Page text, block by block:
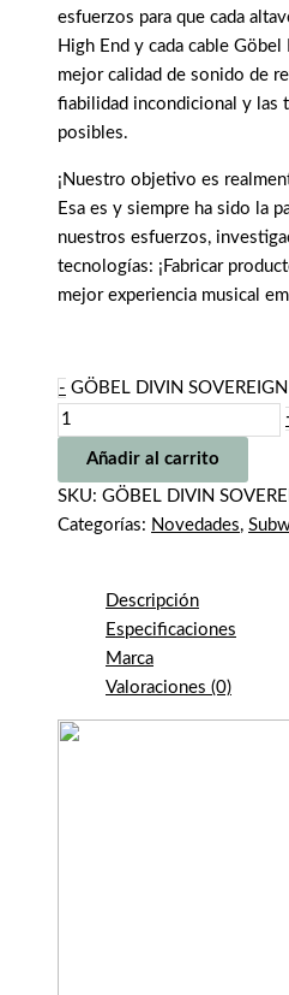
esfuerzos para que cada
High End y cada cable
mejor calidad de sonido de
fiabilidad incondicional y las
posibles.
¡Nuestro objetivo es
Esa es y siempre ha sido la
nuestros esfuerzos,
tecnologías: ¡Fabricar
mejor experiencia musical
- GÖBEL DIVIN
Añadir al carrito
SKU: GÖBEL DIVIN
Categorías: Novedades,
Descripción
Especificaciones
Marca
Valoraciones (0)